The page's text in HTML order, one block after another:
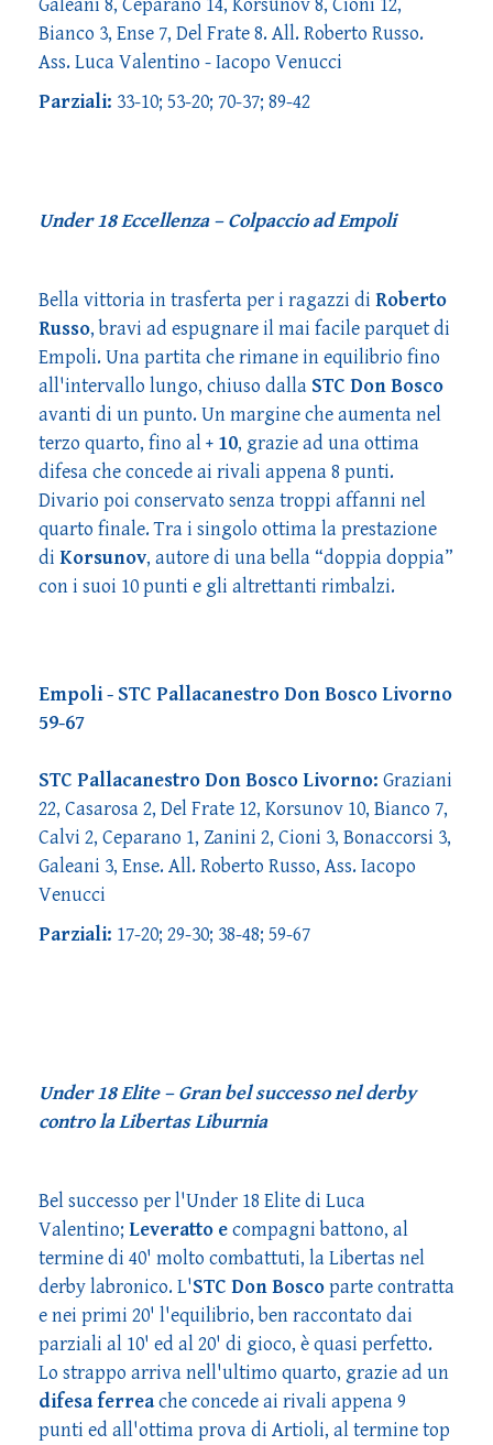
Bianco 3, Ense 7, Del Frate 8. All. Roberto Russo.
Ass. Luca Valentino - Iacopo Venucci
Parziali: 33-10; 53-20; 70-37; 89-42
Under 18 Eccellenza – Colpaccio ad Empoli
Bella vittoria in trasferta per i ragazzi di Roberto
Russo, bravi ad espugnare il mai facile parquet di
Empoli. Una partita che rimane in equilibrio fino
all'intervallo lungo, chiuso dalla STC Don Bosco
avanti di un punto. Un margine che aumenta nel
terzo quarto, fino al+ 10, grazie ad una ottima
difesa che concede ai rivali appena 8 punti.
Divario poi conservato senza troppi affanni nel
quarto finale. Tra i singolo ottima la prestazione
di Korsunov, autore di una bella “doppia doppia”
con i suoi 10 punti e gli altrettanti rimbalzi.
Empoli - STC Pallacanestro Don Bosco Livorno
59-67
STC Pallacanestro Don Bosco Livorno: Graziani
22, Casarosa 2, Del Frate 12, Korsunov 10, Bianco 7,
Calvi 2, Ceparano 1, Zanini 2, Cioni 3, Bonaccorsi 3,
Galeani 3, Ense. All. Roberto Russo, Ass. Iacopo
Venucci
Parziali: 17-20; 29-30; 38-48; 59-67
Under 18 Elite – Gran bel successo nel derby
contro la Libertas Liburnia
Bel successo per l'Under 18 Elite di Luca
Valentino; Leveratto ecompagni battono, al
termine di 40' molto combattuti, la Libertas nel
derby labronico. L'STC Don Boscoparte contratta
e nei primi 20' l'equilibrio, ben raccontato dai
parziali al 10' ed al 20' di gioco, è quasi perfetto.
Lo strappo arriva nell'ultimo quarto, grazie ad un
difesa ferreache concede ai rivali appena 9
punti ed all'ottima prova di Artioli, al termine top